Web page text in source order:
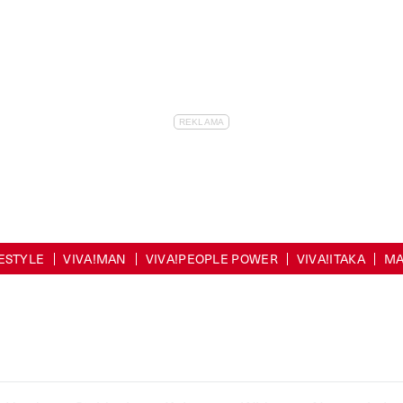
VIVA!MAN VIVA!PEOPLE POWER VIVA!ITAKA